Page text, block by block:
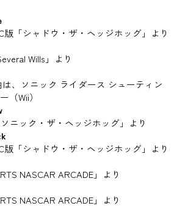
「シャドウ・ザ・ヘッジホッグ」より
Wills」より
、ソニック ライダース シューティン
（Wii）
ニック・ザ・ヘッジホッグ」より
「シャドウ・ザ・ヘッジホッグ」より
NASCAR ARCADE」より
NASCAR ARCADE」より